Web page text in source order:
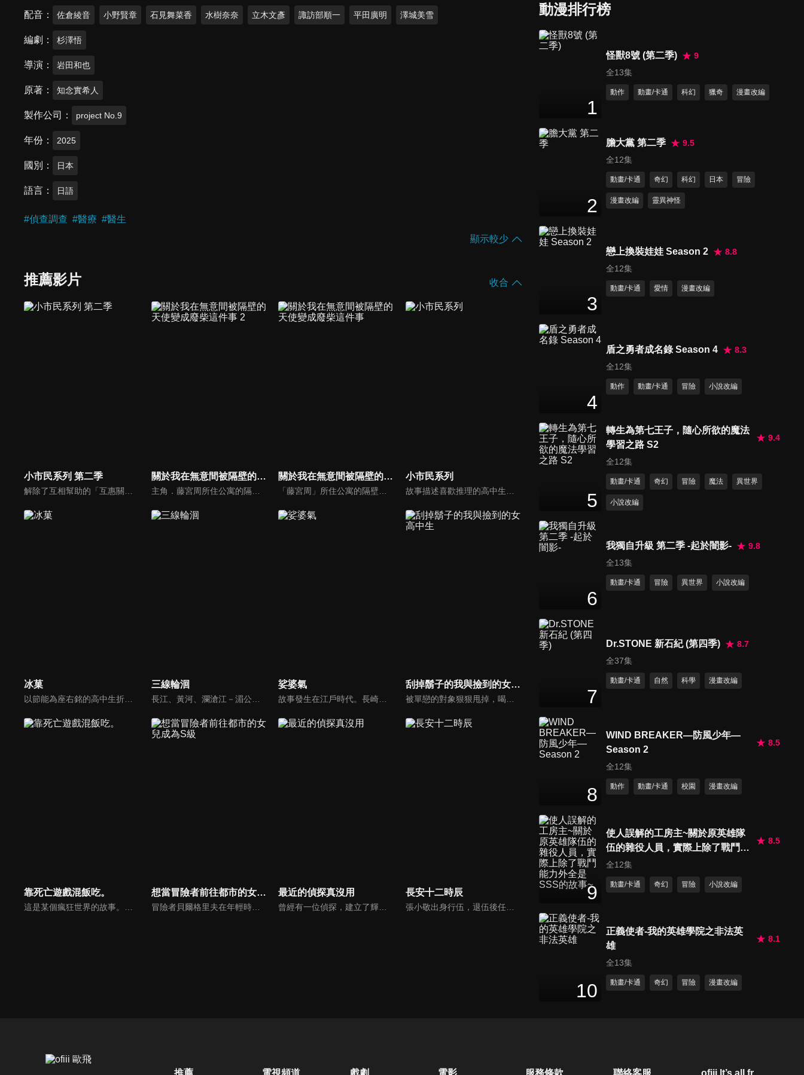
配音 佐倉綾音 小野賢章 石見舞菜香 水樹奈奈 立木文彥 諏訪部順一 平田廣明 澤城美雪
編劇 杉澤悟
導演 岩田和也
原著 知念實希人
製作公司 project No.9
年份 2025
國別 日本
語言 日語
#偵查調查 #醫療 #醫生
顯示較少
推薦影片 收合
小市民系列 第二季 關於我在無意間被隔壁的天使變成廢柴這件事 2
主角．藤宮周所住公寓的隔壁，住著學校第一的美少女椎名真晝。自從周看到真晝在雨中淋得全身濕透而把傘借給她以後，原本並無交集的兩人便開始了奇妙的交流。
關於我在無意間被隔壁的天使變成廢柴這件事 小市民系列
冰菓 三線輪洄 娑婆氣 刮掉鬍子的我與撿到的女高中生
靠死亡遊戲混飯吃。
這是某個瘋狂世界的故事。作為「玩家」的少女們，挑戰著與死亡並行的遊戲。穿上指定的服裝，上演一場名為死亡遊戲的表演。只要生還就能獲得獎金，但即使盡了全力，也可能會在下一刻喪命。世界上確實存在著這樣的一群人，她們懷著各自的理由，在這樣的世界中生存下去。名為幽鬼的玩家，職業是死亡遊戲的專業參賽者，今天的她也依然靠著死亡遊戲混飯吃。
想當冒險者前往都市的女兒成為S級
冒險者貝爾格里夫在年輕時遭遇魔獸襲擊，失去一條腿，便隱退回到故鄉，與村民過著平穩的生活。某天他在近郊的森林撿到被遺棄的女孩子，命名為「安潔琳」，視如己出，一個男人獨立把女兒拉拔長大。日後女兒長大，追隨憧憬父親的背影，為成為勇者，踏上旅途，前往位於都市的公會。而後過了五年——父親在心中某處仍然懷有冒險者之夢。另一方面，女兒已經升上了冒險者最高等級的「S級」⋯！？
最近的偵探真沒用
曾經有一位偵探，建立了輝煌的成就，聲名鵲起。任何事件都能立刻解決！沒有他解不開的謎團！高中生偵探，名雲桂一郎！……那都是十多年前的事了。腰痛、老花眼、知覺過敏。什麼是智慧型手機？什麼是女高中生？曾經光芒四射的高中生名偵探，如今成了被時代淘汰的大叔…「才能並沒有枯竭——只是稍微，失去了青春罷了。」某天，年輕有活力的女高中生真白，突然來到名雲偵探事務所，說想成為助手。看來她似乎是以偵探為目標……！？大叔偵探與個性派美少女（自稱）女高中生助手的，令人心跳不已的日常，現在，開始！
長安十二時辰
張小敬出身行伍，退伍後任唐城地方安保「不良人」，後因處事不當被關押獄中。長安城混入可疑人士，軍事機構「靖安司」司承李必特例委派張小敬戴罪立功、在上元節花燈大會前揪出意圖毀城之人。十二個時辰〈24小時〉開始倒數，張小敬能否趕在輝煌燈火亮起之時，阻止長安城即將發生的劫難呢？
第7集 量身訂作的毒藥
24分鐘
24分鐘
第11集 溺死在密室的男子 中篇
第12集 溺死在密室的男子 後篇
動漫排行榜
1
怪獸8號 (第二季)
9
全13集
動作 動畫/卡通 科幻 獵奇 漫畫改編
2
膽大黨 第二季
9.5
全12集
動畫/卡通 奇幻 科幻 日本 冒險
漫畫改編 靈異神怪
3
戀上換裝娃娃 Season 2
8.8
全12集
動畫/卡通 愛情 漫畫改編
4
盾之勇者成名錄 Season 4
8.3
全12集
動作 動畫/卡通 冒險 小說改編
5
轉生為第七王子，隨心所欲的魔法
學習之路 S2
9.4
全12集
動畫/卡通 奇幻 冒險 魔法 異世界
小說改編
6
我獨自升級 第二季 -起於闇影-
9.8
全13集
動畫/卡通 冒險 異世界 小說改編
7
Dr.STONE 新石紀 (第四季)
8.7
全37集
動畫/卡通 自然 科學 漫畫改編
8
WIND BREAKER—防風少年—
Season 2
8.5
全12集
動作 動畫/卡通 校園 漫畫改編
9
使人誤解的工房主~關於原英雄隊
伍的雜役人員，實際上除了戰鬥能
力外全是SSS的故事~
8.5
全12集
動畫/卡通 奇幻 冒險 小說改編
10
正義使者-我的英雄學院之非法英
雄
8.1
全13集
動畫/卡通 奇幻 冒險 漫畫改編
推薦 電視頻道 戲劇 電影 服務條款 聯絡客服